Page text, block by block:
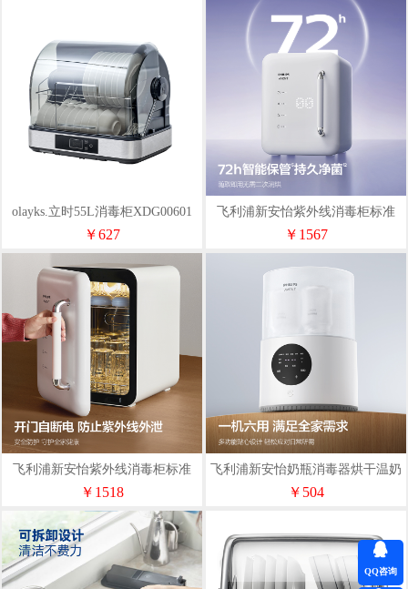
olayks.立时55L消毒柜XDG00601
￥627
飞利浦新安怡紫外线消毒柜标准
款-74颗灯珠Y-XDG22
￥1567
飞利浦新安怡紫外线消毒柜标准
款-37颗灯珠Y-XDG22
￥1518
飞利浦新安怡奶瓶消毒器烘干温奶
三合一（Y-XDQ10）
￥504
QQ咨询